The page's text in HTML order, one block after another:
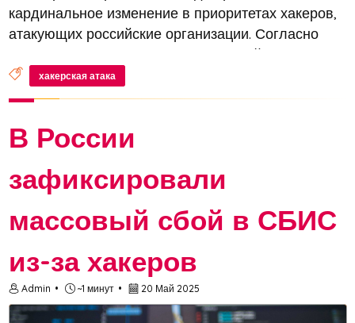
кардинальное изменение в приоритетах хакеров,
атакующих российские организации. Согласно
отчету ИБ-компании «Гарда», который оказался в
распоряжении «Газеты.Ru», государственные
компании стали основной целью DDo...
хакерская атака
В России
зафиксировали
массовый сбой в СБИС
из-за хакеров
Admin ~1 минут 20 Май 2025